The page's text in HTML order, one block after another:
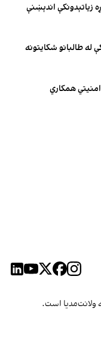
زیاتېدونکې اندېښنې
له طالبانو شکایتونه
همکاري
ولانت‌مدیا است.